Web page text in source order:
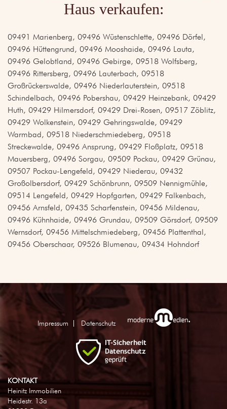
Haus verkaufen:
09491 Marienberg, 09496 Wüstenschlette, 09496 Dörfel,
09496 Hüttengrund, 09496 Mooshaide, 09496 Lauta,
09496 Gelobtland, 09496 Gebirge, 09518 Wolfsberg,
09496 Rittersberg, 09496 Lauterbach, 09518
Großrückerswalde, 09496 Niederlauterstein, 09518
Schindelbach, 09496 Pobershau, 09429 Heinzebank, 09429
Huth, 09429 Hilmersdorf, 09429 Drei-Rosen, 09517 Zöblitz,
09429 Wolkenstein, 09429 Gehringswalde, 09429
Warmbad, 09518 Niederschmiedeberg, 09518
Streckewalde, 09496 Ansprung, 09429 Floßplatz, 09518
Mauersberg, 09496 Sorgau, 09509 Pockau, 09429 Grünau,
09507 Pockau-Lengefeld, 09429 Niederau, 09432
Großolbersdorf, 09429 Schönbrunn, 09509 Nennigmühle,
09514 Lengefeld, 09429 Hopfgarten, 09429 Falkenbach,
09456 Arnsfeld, 09435 Scharfenstein, 09456 Mildenau,
09496 Kühnhaide, 09496 Grundau, 09509 Görsdorf, 09509
Wernsdorf, 09456 Mittelschmiedeberg, 09456 Plattenthal,
09456 Oberschaar, 09526 Blumenau, 09434 Hohndorf
Impressum Datenschutz
KONTAKT
Heinitz Immobilien
Heidestr. 13a